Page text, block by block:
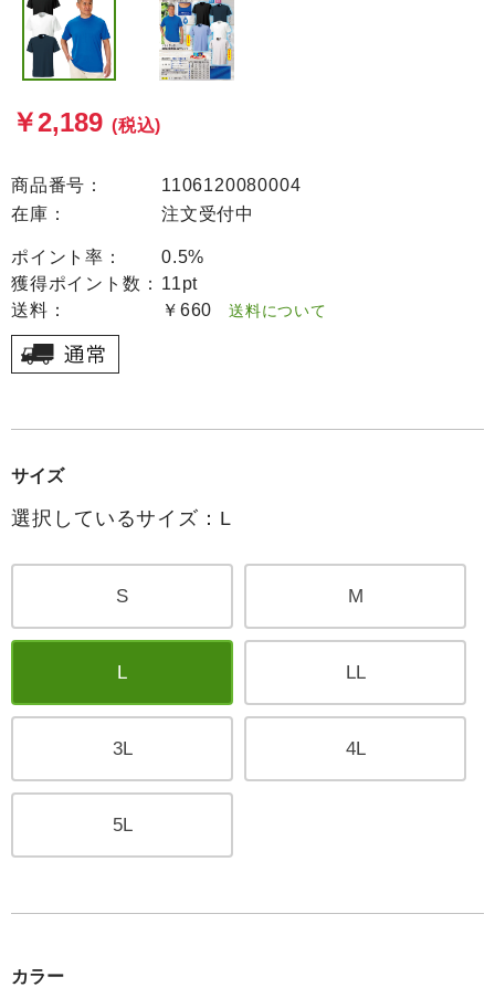
￥2,189 (税込)
商品番号：
1106120080004
在庫：
注文受付中
ポイント率：
0.5%
獲得ポイント数： 11pt
送料：
￥660 送料について
サイズ
選択しているサイズ：L
S M
L LL
3L 4L
5L
カラー